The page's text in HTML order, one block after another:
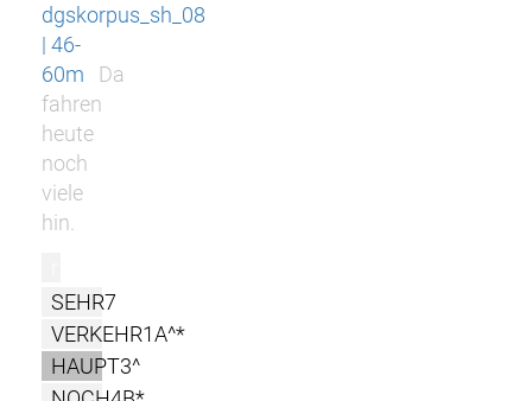
dgskorpus_sh_08
| 46-
60m
Da
fahren
heute
noch
viele
hin.
SEHR7
VERKEHR1A^*
HAUPT3^